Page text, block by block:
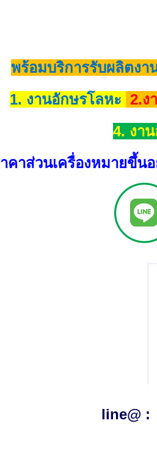
พร้อมบริการรับผลิตงา
1. งานอักษรโลหะ 2.ง
4. งา
คาส่วนเครื่องหมายขึ้น
line@ :